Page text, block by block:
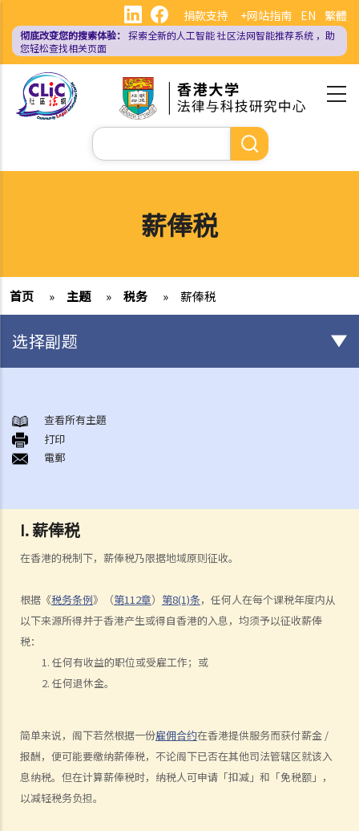
主
EN 繁體
捐款支持 +网站指南
彻底改变您的搜索体验： 探索全新的人工智能社区法网智能推荐系统 ，助
您轻松查找相关页面
搜
索
薪俸税
首页 » 主题 » 税务 » 薪俸税
I. 薪俸税
在香港的税制下，薪俸税乃限据地域原则征收。
根据《税务条例》（第112章） 第8(1)条，任何人在每个课税年度内从
以下来源所得并于香港产生或得自香港的入息，均须予以征收薪俸
税：
任何有收益的职位或受雇工作；或
任何退休金。
简单来说，阁下若然根据一份雇佣合约在香港提供服务而获付薪金 /
报酬，便可能要缴纳薪俸税，不论阁下已否在其他司法管辖区就该入
息纳税。但在计算薪俸税时，纳税人可申请「扣减」和「免税额」，
以减轻税务负担。
选择副题
A. 受雇工作的地点
B. 计算薪俸税的初步指引
1. 在计算薪俸税时，哪些入息会被评税？纳税人可申请扣减哪些项目
2. 现时薪俸税的税率是多少？
3. 如何计算薪俸税？
4. 薪俸税及暂缴薪俸税须于何时缴交？
6. 已婚人士如何申报入息？
C. 应课薪俸税入息包括什么收入
1. 我的薪俸收入包括有花红、津贴及佣金，这些收入应在报税表的哪部
3. 我收到的假期工资需要课税吗？
4. 我被公司解雇，并获雇主支付 (a) 代通知金和 (b) 遣散费 / 长期服务
金。该两笔款项是否要课税？
5. 我退休时收取的折算退休金（类似一笔过退休金）是否须课税？另
查看所有主題
打印
電郵